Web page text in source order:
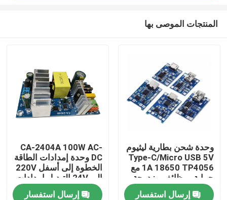
الصفحة الرئيسية
المنتجات الموصى بها
وحدة شحن بطارية ليثيوم
Type-C/Micro USB 5V
1A 18650 TP4056 مع
حماية ووظائف مزدوجة
إرسال استفسار
CA-2404A 100W AC-
DC وحدة إمدادات الطاقة
الخطوة إلى أسفل 220V
إلى 24V التبديل إمدادات
الطاقة
إرسال استفسار